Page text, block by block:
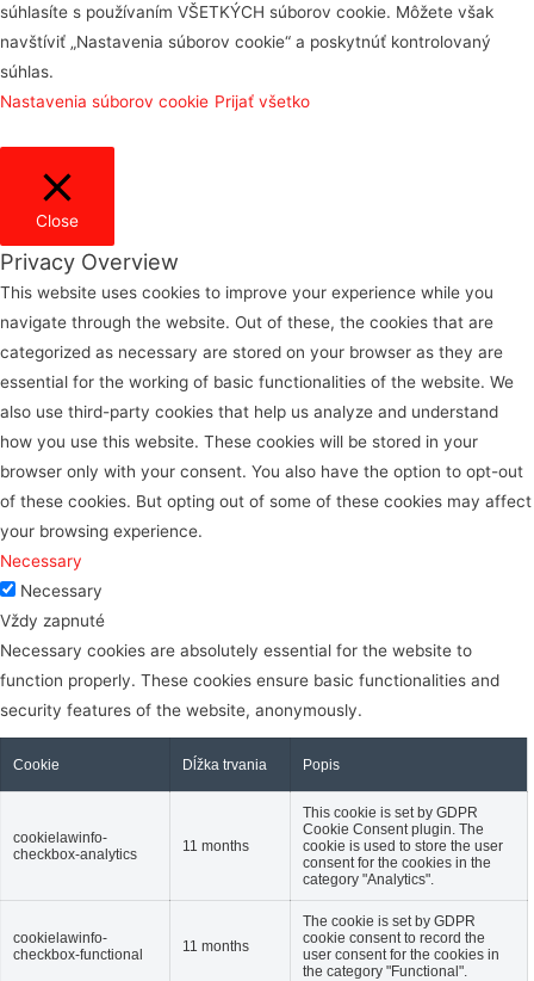
súhlasíte s používaním VŠETKÝCH súborov cookie. Môžete však
navštíviť „Nastavenia súborov cookie“ a poskytnúť kontrolovaný
súhlas.
Nastavenia súborov cookie Prijať všetko
Close
Privacy Overview
This website uses cookies to improve your experience while you
navigate through the website. Out of these, the cookies that are
categorized as necessary are stored on your browser as they are
essential for the working of basic functionalities of the website. We
also use third-party cookies that help us analyze and understand
how you use this website. These cookies will be stored in your
browser only with your consent. You also have the option to opt-out
of these cookies. But opting out of some of these cookies may affect
your browsing experience.
Necessary
Necessary
Vždy zapnuté
Necessary cookies are absolutely essential for the website to
function properly. These cookies ensure basic functionalities and
security features of the website, anonymously.
Cookie Dĺžka trvania Popis
cookielawinfo-
checkbox-analytics
11 months
This cookie is set by GDPR
Cookie Consent plugin. The
cookie is used to store the user
consent for the cookies in the
category "Analytics".
cookielawinfo-
checkbox-functional
11 months
The cookie is set by GDPR
cookie consent to record the
user consent for the cookies in
the category "Functional".